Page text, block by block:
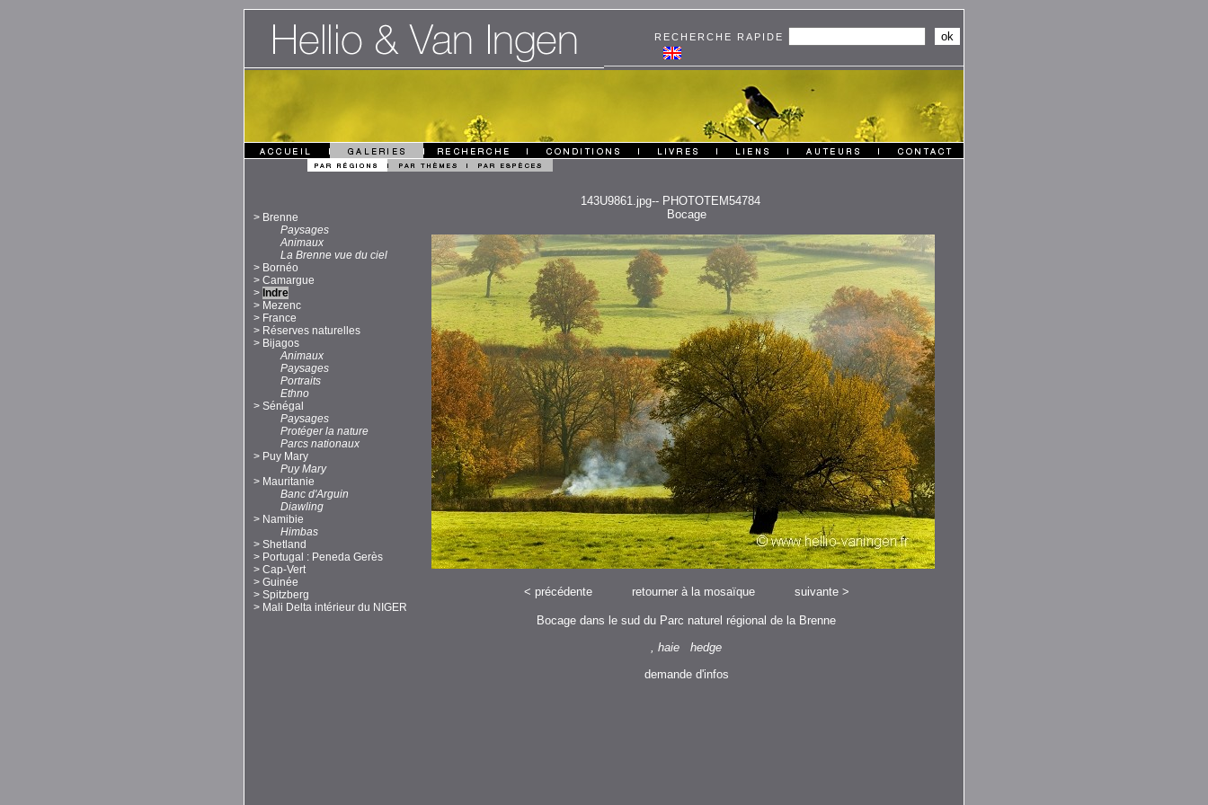
RECHERCHE RAPIDE
143U9861.jpg-- PHOTOTEM54784
> Brenne
Paysages
Animaux
La Brenne vue du ciel
> Bornéo
> Camargue
> Indre
> Mezenc
> France
> Réserves naturelles
> Bijagos
Animaux
Paysages
Portraits
Ethno
> Sénégal
Paysages
Protéger la nature
Parcs nationaux
> Puy Mary
Puy Mary
> Mauritanie
Banc d'Arguin
Diawling
> Namibie
Himbas
> Shetland
> Portugal : Peneda Gerès
> Cap-Vert
> Guinée
> Spitzberg
> Mali Delta intérieur du NIGER
Bocage
< précédente retourner à la mosaïque suivante>
Bocage dans le sud du Parc naturel régional de la Brenne
, haie hedge
demande d'infos